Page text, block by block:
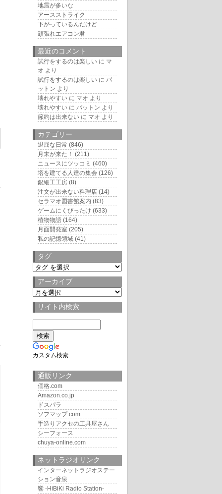
地震が多いな
アースストライク
下がっているんだけど
頑張れエアコン君
最近のコメント
試行をするのは楽しい に マ
オ より
試行をするのは楽しい に パ
ットン より
壊れやすい に マオ より
壊れやすい に パットン より
節約は出来ない に マオ より
カテゴリー
退屈な日常 (846)
月末が来た！ (211)
ニュースにツッコミ (460)
塔を建てる人達の集会 (126)
銀細工工房 (8)
注文が出来ない料理店 (14)
セラマオ図書館案内 (83)
ゲームにくびったけ (633)
植物物語 (164)
月面開発室 (205)
私の記憶領域 (41)
タグ
タ
アーカイブ
ア
カサイト内検索
カスタム検索
通販リンク
価格.com
Amazon.co.jp
ドスパラ
ソフマップ.com
手造りアクセの工具屋さん
シーフォース
chuya-online.com
ネットラジオリンク
インターネットラジオステー
ション音泉
響 -HiBiKi Radio Station-